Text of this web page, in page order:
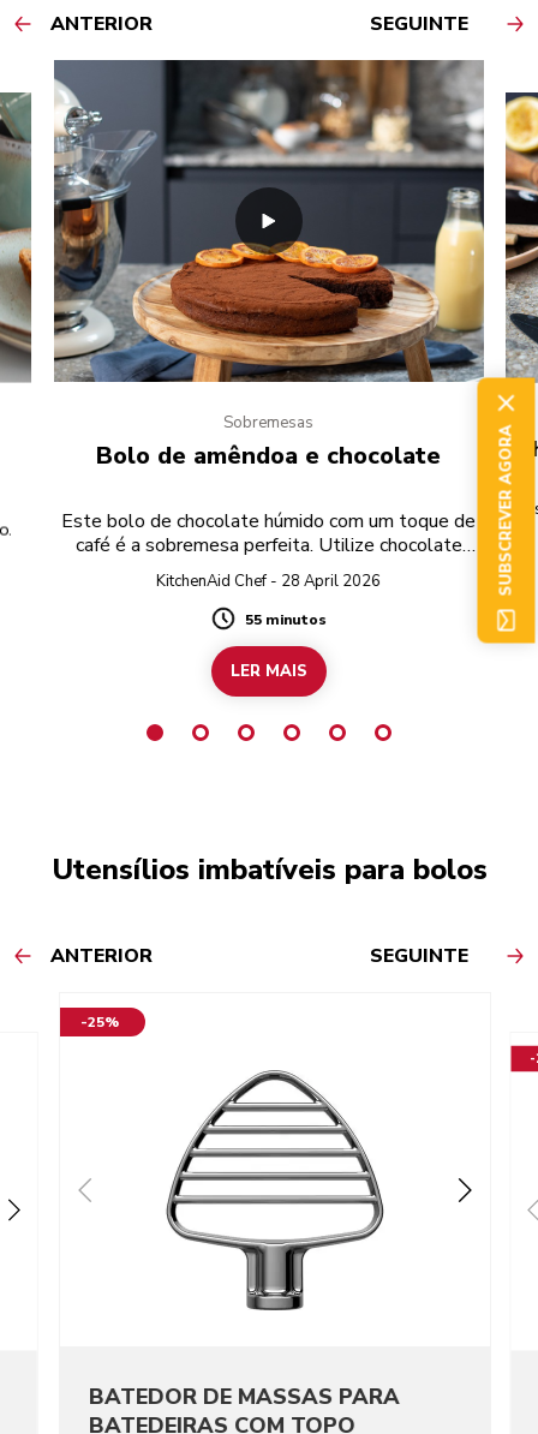
ANTERIOR SEGUINTE
Sobremesas
Bolo de amêndoa e chocolate
Este bolo de chocolate húmido com um toque de
café é a sobremesa perfeita. Utilize chocolate
preto sem glúten para preparar a receita
completamente sem glúten.
KitchenAid Chef - 28 April 2026
Duration
55 minutos
LER MAIS
Utensílios imbatíveis para bolos
ANTERIOR SEGUINTE
-25%
BATEDOR DE MASSAS PARA
BATEDEIRAS COM TOPO
-
SUBSCREVER AGORA